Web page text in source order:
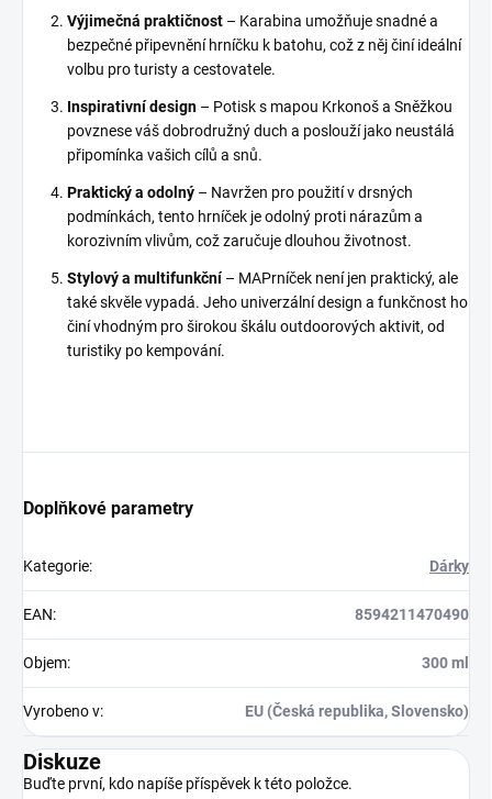
Výjimečná praktičnost – Karabina umožňuje snadné a
bezpečné připevnění hrníčku k batohu, což z něj činí ideální
volbu pro turisty a cestovatele.
Inspirativní design – Potisk s mapou Krkonoš a Sněžkou
povznese váš dobrodružný duch a poslouží jako neustálá
připomínka vašich cílů a snů.
Praktický a odolný – Navržen pro použití v drsných
podmínkách, tento hrníček je odolný proti nárazům a
korozivním vlivům, což zaručuje dlouhou životnost.
Stylový a multifunkční– MAPrníček není jen praktický, ale
také skvěle vypadá. Jeho univerzální design a funkčnost ho
činí vhodným pro širokou škálu outdoorových aktivit, od
turistiky po kempování.
Doplňkové parametry
Kategorie: Dárky
EAN: 8594211470490
Objem: 300 ml
Vyrobeno v: EU (Česká republika, Slovensko)
Diskuze
Buďte první, kdo napíše příspěvek k této položce.